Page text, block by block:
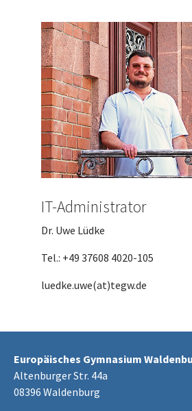
IT-Administrator
Dr. Uwe Lüdke
Tel.: +49 37608 4020-105
luedke.uwe(at)tegw.de
Europäisches Gymnasium
Altenburger Str. 44a
08396 Waldenburg